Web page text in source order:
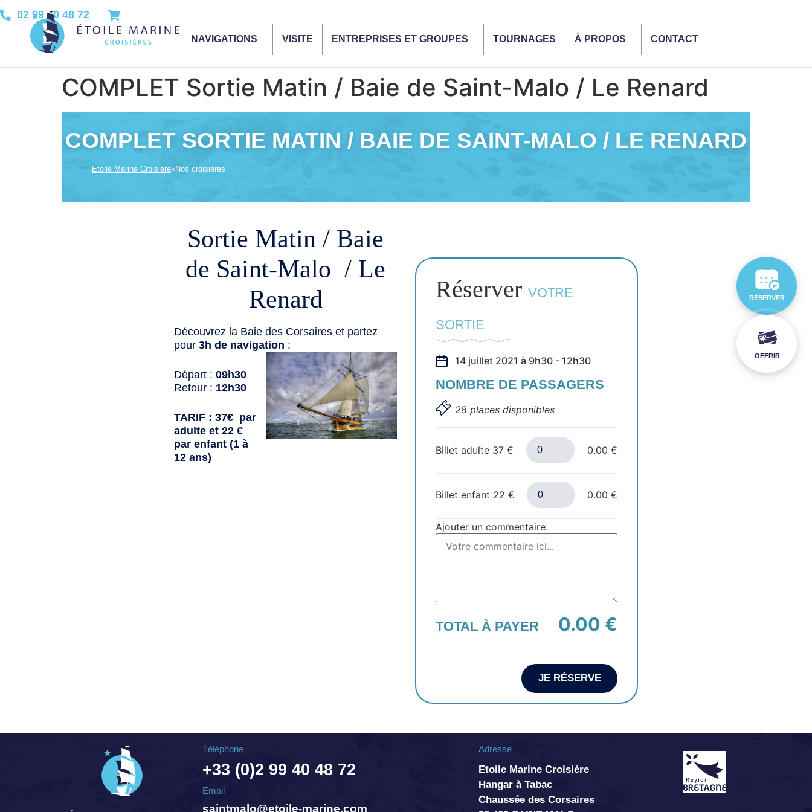
02 99 40 48 72
NAVIGATIONS VISITE ENTREPRISES ET GROUPES TOURNAGES À PROPOS CONTACT
COMPLET Sortie Matin / Baie de Saint-Malo / Le Renard
COMPLET SORTIE MATIN / BAIE DE SAINT-MALO / LE RENARD
Etoile Marine Croisière»Nos croisières
Sortie Matin / Baie
de Saint-Malo / Le
Renard
Découvrez la Baie des Corsaires et partez
pour 3h de navigation :
Départ : 09h30
Retour : 12h30
TARIF : 37€ par
adulte et 22 €
par enfant (1 à
12 ans)
Réserver VOTRE
SORTIE
14 juillet 2021 à 9h30 - 12h30
NOMBRE DE PASSAGERS
28 places disponibles
Billet adulte 37 € 0.00 €
Billet enfant 22 € 0.00 €
Ajouter un commentaire:
TOTAL À PAYER 0.00 €
JE RÉSERVE
Téléphone
+33 (0)2 99 40 48 72
Email
saintmalo@etoile-marine.com
Adresse
Etoile Marine Croisière
Hangar à Tabac
Chaussée des Corsaires
RÉSERVER
OFFRIR